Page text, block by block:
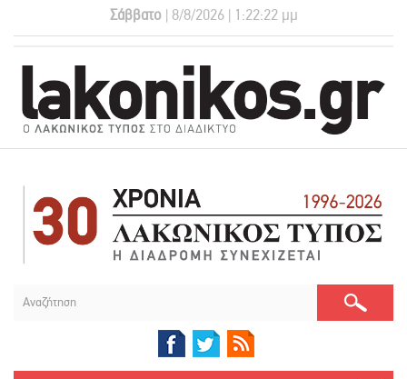
Σάββατο| 8/8/2026 | 1:22:23 μμ